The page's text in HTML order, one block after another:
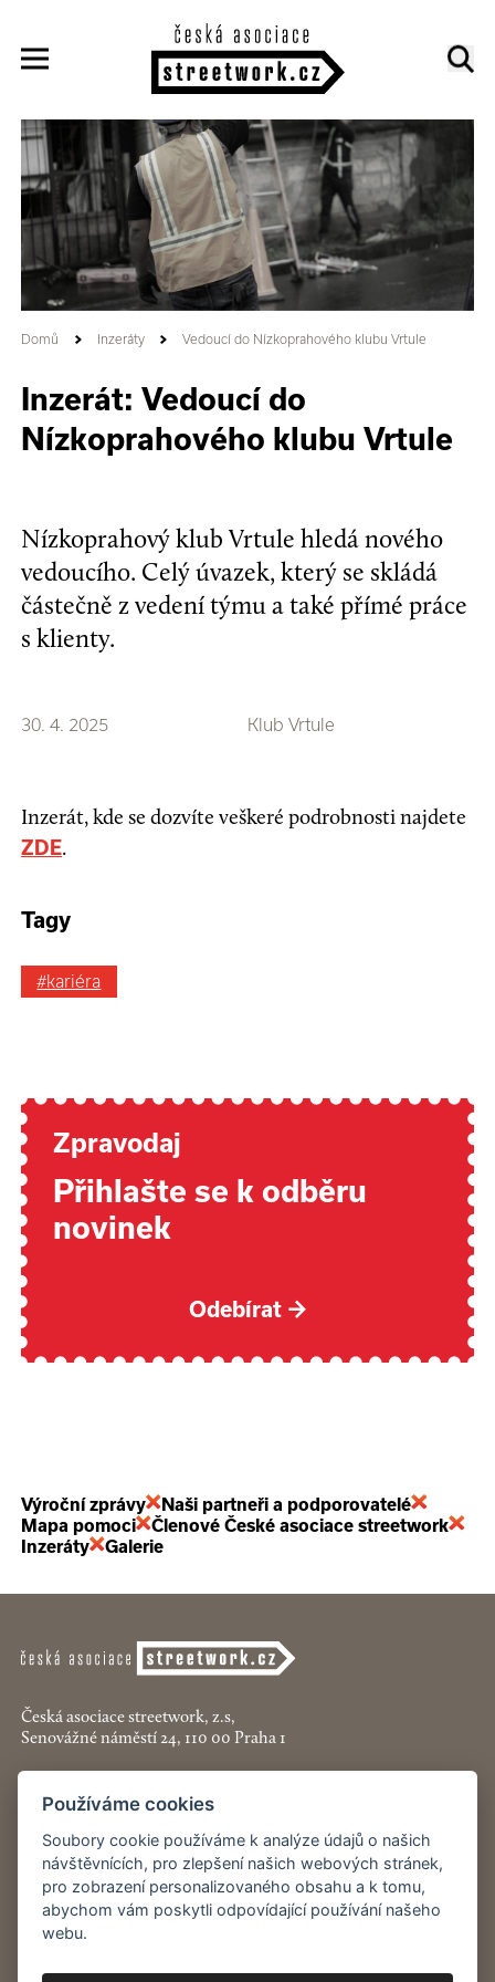
Domů Inzeráty Vedoucí do Nízkoprahového klubu Vrtule
Inzerát: Vedoucí do
Nízkoprahového klubu Vrtule
Nízkoprahový klub Vrtule hledá nového
vedoucího. Celý úvazek, který se skládá
částečně z vedení týmu a také přímé práce
s klienty.
30. 4. 2025 Klub Vrtule
Inzerát, kde se dozvíte veškeré podrobnosti najdete
ZDE.
Tagy
#kariéra
Zpravodaj
Přihlašte se k odběru
novinek
Odebírat →
Výroční zprávy
Naši partneři a podporovatelé
Mapa pomoci
Členové České asociace streetwork
Inzeráty
Galerie
Česká asociace streetwork, z.s,
Senovážné náměstí 24, 110 00 Praha 1
+420 774 913 777
asociace@streetwork.cz
Nastavení cookies
Restartshop.cz
Pracenaulici.cz
Používáme cookies
Soubory cookie používáme k analýze údajů o našich
návštěvnících, pro zlepšení našich webových stránek,
pro zobrazení personalizovaného obsahu a k tomu,
abychom vám poskytli odpovídající používání našeho
webu.